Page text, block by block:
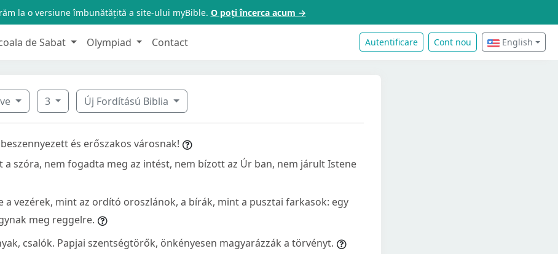
la o versiune îmbunătățită a site-ului myBible. O poți încerca acum →
de Sabat Olympiad Contact Autentificare Cont nou English
3 Új Fordítású Biblia
beszennyezett és erőszakos városnak!
a szóra, nem fogadta meg az intést, nem bízott az Úr ban, nem járult Istene
a vezérek, mint az ordító oroszlánok, a bírák, mint a pusztai farkasok: egy
meg reggelre.
csalók. Papjai szentségtörők, önkényesen magyarázzák a törvényt.